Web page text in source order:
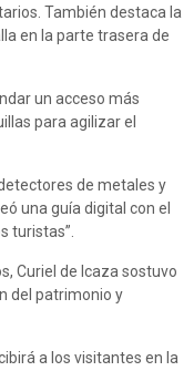
También destaca la
en la parte trasera de
un acceso más
para agilizar el
de metales y
una guía digital con el
turistas”.
Curiel de Icaza sostuvo
del patrimonio y
a los visitantes en la